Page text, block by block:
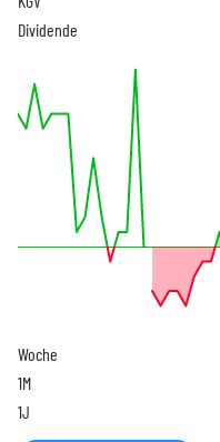
Dividende
Woche
1M
1J